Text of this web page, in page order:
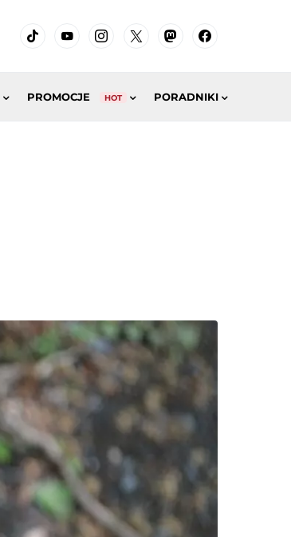
PROMOCJE HOT PORADNIKI